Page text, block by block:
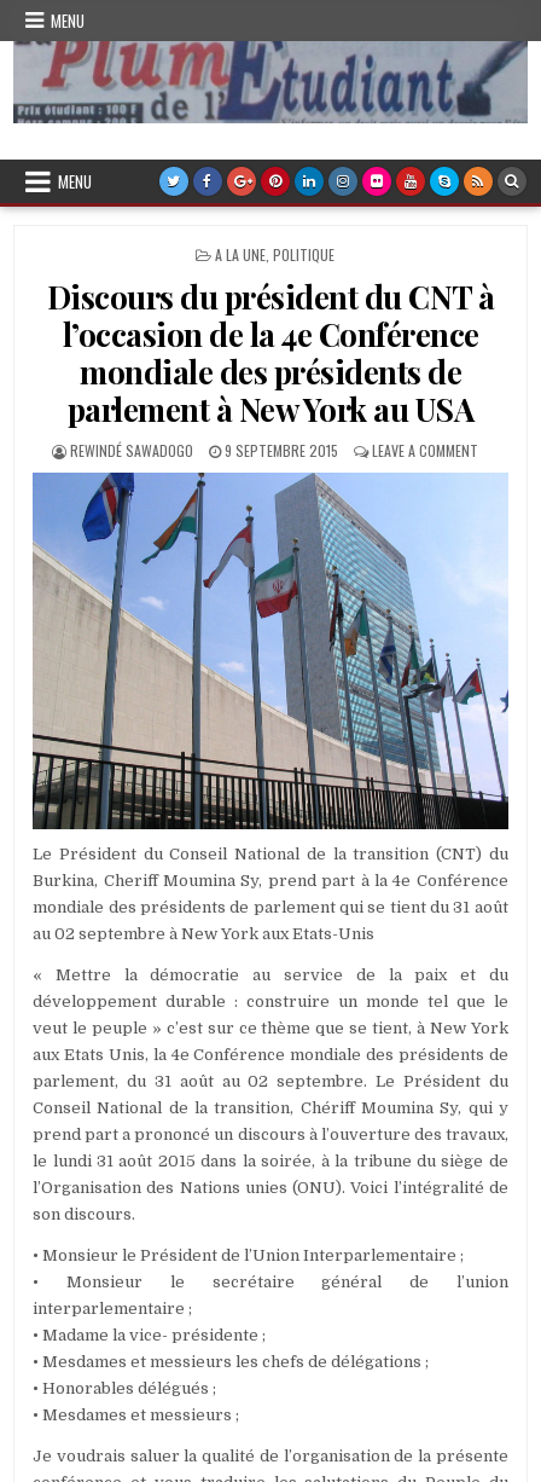
Skip
content
MENU
Plume de l'Etudiant
MENU
POSTED
A LA UNE, POLITIQUE
Discours du président du CNT à
l’occasion de la 4e Conférence
mondiale des présidents de
parlement à New York au USA
AUTHOR:
REWINDÉ SAWADOGO
PUBLISHED
DATE:
9 SEPTEMBRE 2015 LEAVE A COMMENTON
DISCOURS
4E
MONDIALE
DES
À
AU
USA
Le Président du Conseil National de la transition (CNT) du
Burkina, Cheriff Moumina Sy, prend part à la 4e Conférence
mondiale des présidents de parlement qui se tient du 31 août
au 02 septembre à New York aux Etats-Unis
« Mettre la démocratie au service de la paix et du
développement durable : construire un monde tel que le
veut le peuple » c’est sur ce thème que se tient, à New York
aux Etats Unis, la 4e Conférence mondiale des présidents de
parlement, du 31 août au 02 septembre. Le Président du
Conseil National de la transition, Chériff Moumina Sy, qui y
prend part a prononcé un discours à l’ouverture des travaux,
le lundi 31 août 2015 dans la soirée, à la tribune du siège de
l’Organisation des Nations unies (ONU). Voici l’intégralité de
son discours.
• Monsieur le Président de l’Union Interparlementaire ;
• Monsieur le secrétaire général de l’union
interparlementaire ;
• Madame la vice- présidente ;
• Mesdames et messieurs les chefs de délégations ;
• Honorables délégués ;
• Mesdames et messieurs ;
Je voudrais saluer la qualité de l’organisation de la présente